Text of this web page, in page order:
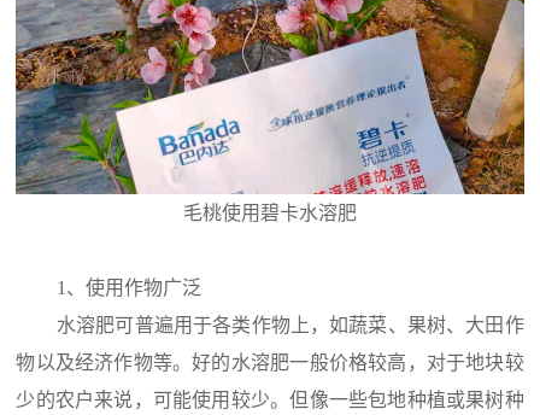
毛桃使用碧卡水溶肥
1、使用作物广泛
水溶肥可普遍用于各类作物上，如蔬菜、果树、大田作
物以及经济作物等。好的水溶肥一般价格较高，对于地块较
少的农户来说，可能使用较少。但像一些包地种植或果树种